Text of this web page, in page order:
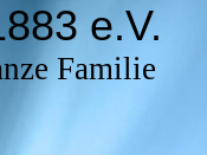
e.V.
Familie